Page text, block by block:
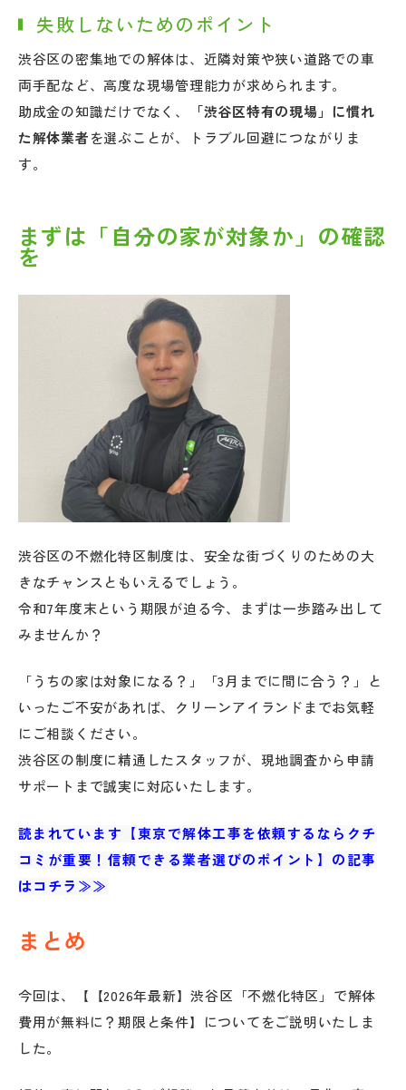
失敗しないためのポイント
渋谷区の密集地での解体は、近隣対策や狭い道路での車
両手配など、高度な現場管理能力が求められます。
助成金の知識だけでなく、
「渋谷区特有の現場」に慣れ
た解体業者を選ぶことが、トラブル回避につながりま
す。
まずは「自分の家が対象か」の確認
を
渋谷区の不燃化特区制度は、安全な街づくりのための大
きなチャンスともいえるでしょう。
令和7年度末という期限が迫る今、まずは一歩踏み出して
みませんか？
「うちの家は対象になる？」「3月までに間に合う？」と
いったご不安があれば、クリーンアイランドまでお気軽
にご相談ください。
渋谷区の制度に精通したスタッフが、現地調査から申請
サポートまで誠実に対応いたします。
読まれています【東京で解体工事を依頼するならクチ
コミが重要！信頼できる業者選びのポイント】の記事
はコチラ≫≫
まとめ
今回は、【【2026年最新】渋谷区「不燃化特区」で解体
費用が無料に？期限と条件】についてをご説明いたしま
した。